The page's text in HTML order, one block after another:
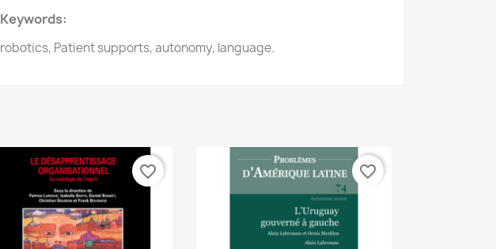
Keywords:
robotics, Patient supports, autonomy, language.
favorite_border favorite_border